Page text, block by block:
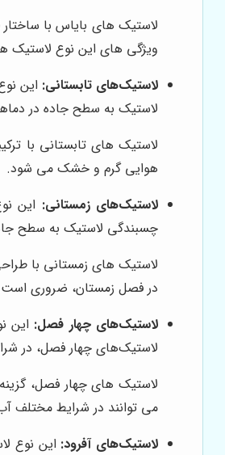
لاستیک های بایاس با
ویژگی های این نوع لاستیک
لاستیک‌های تابستانی: این
لاستیک به سطح جاده در
لاستیک های تابستانی با
هوایی گرم و خشک می شود.
لاستیک‌های زمستانی: این
چسبندگی لاستیک به سطح
لاستیک های زمستانی با
در فصل زمستان، ضروری
لاستیک‌های چهار فصل: این
لاستیک‌های چهار فصل، در
لاستیک های چهار فصل،
می توانند در شرایط مختلف
لاستیک‌های آفرود: این نوع